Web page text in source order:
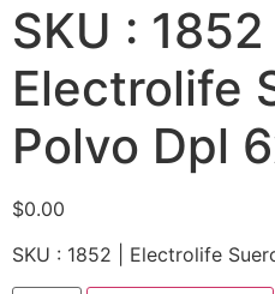
SKU : 1852 |
Electrolife
Polvo Dpl
$0.00
SKU : 1852 | Electrolife